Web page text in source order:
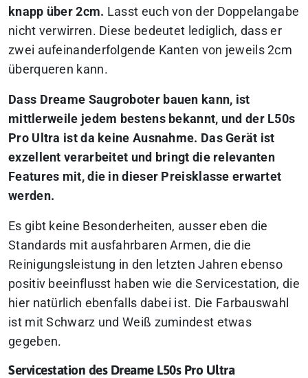
knapp über 2cm. Lasst euch von der Doppelangabe
nicht verwirren. Diese bedeutet lediglich, dass er
zwei aufeinanderfolgende Kanten von jeweils 2cm
überqueren kann.
Dass Dreame Saugroboter bauen kann, ist
mittlerweile jedem bestens bekannt, und der L50s
Pro Ultra ist da keine Ausnahme. Das Gerät ist
exzellent verarbeitet und bringt die relevanten
Features mit, die in dieser Preisklasse erwartet
werden.
Es gibt keine Besonderheiten, ausser eben die
Standards mit ausfahrbaren Armen, die die
Reinigungsleistung in den letzten Jahren ebenso
positiv beeinflusst haben wie die Servicestation, die
hier natürlich ebenfalls dabei ist. Die Farbauswahl
ist mit Schwarz und Weiß zumindest etwas
gegeben.
Servicestation des Dreame L50s Pro Ultra